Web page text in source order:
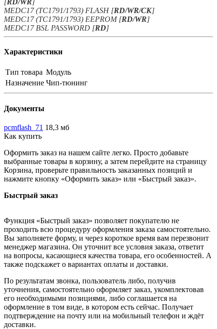
MEDC17 (TC1791/1793) FLASH [RD/WR/CK]
MEDC17 (TC1791/1793) EEPROM [RD/WR]
MEDC17 BSL PASSWORD [RD]
Характеристики
Тип товара Модуль
Назначение Чип-тюнинг
Документы
pcmflash_71 18,3 мб
Как купить
Оформить заказ на нашем сайте легко. Просто добавьте
выбранные товары в корзину, а затем перейдите на страницу
Корзина, проверьте правильность заказанных позиций и
нажмите кнопку «Оформить заказ» или «Быстрый заказ».
Быстрый заказ
Функция «Быстрый заказ» позволяет покупателю не
проходить всю процедуру оформления заказа самостоятельно.
Вы заполняете форму, и через короткое время вам перезвонит
менеджер магазина. Он уточнит все условия заказа, ответит
на вопросы, касающиеся качества товара, его особенностей. А
также подскажет о вариантах оплаты и доставки.
По результатам звонка, пользователь либо, получив
уточнения, самостоятельно оформляет заказ, укомплектовав
его необходимыми позициями, либо соглашается на
оформление в том виде, в котором есть сейчас. Получает
подтверждение на почту или на мобильный телефон и ждёт
доставки.